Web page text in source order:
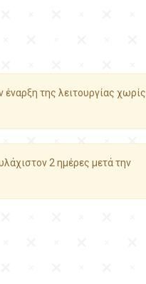
της λειτουργίας χωρίς
2 ημέρες μετά την